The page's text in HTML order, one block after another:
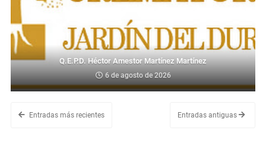
Q.E.P.D. Héctor Amestor Martínez Martínez
6 de agosto de 2026
Entradas más recientes Entradas antiguas